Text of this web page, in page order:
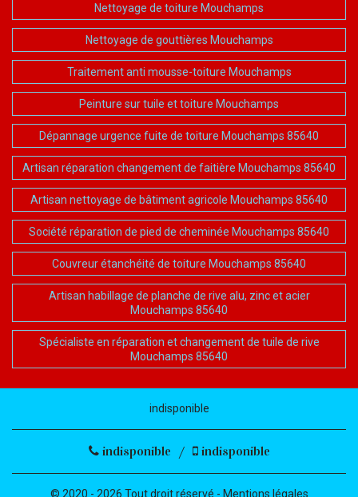
Nettoyage de toiture Mouchamps
Nettoyage de gouttières Mouchamps
Traitement anti mousse-toiture Mouchamps
Peinture sur tuile et toiture Mouchamps
Dépannage urgence fuite de toiture Mouchamps 85640
Artisan réparation changement de faitière Mouchamps 85640
Artisan nettoyage de bâtiment agricole Mouchamps 85640
Société réparation de pied de cheminée Mouchamps 85640
Couvreur étanchéité de toiture Mouchamps 85640
Artisan habillage de planche de rive alu, zinc et acier
Mouchamps 85640
Spécialiste en réparation et changement de tuile de rive
Mouchamps 85640
indisponible
indisponible / indisponible
© 2020 - 2026 Tout droit réservé - Mentions légales